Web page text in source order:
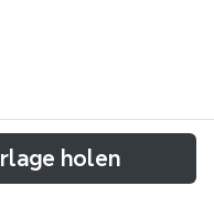
Xmind qui
holen